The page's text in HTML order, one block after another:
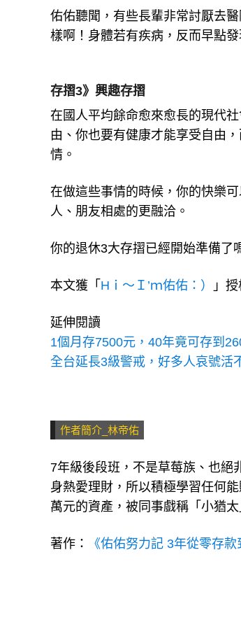
佑佑聽聞，有些長輩非常討厭去
樣啊！身體若有疾病，反而早點
存摺3》興趣存摺
在國人平均餘命愈來愈長的現代
由、你也要有健康才能享受自由
情。
在做這些事情的時候，你的快樂
人、朋友相處的更融洽。
你的退休3大存摺已經開始準備了
本文獲「 Hｉ～Ｉ’ｍ佑佑：） 」
延伸閱讀
1個月存7500元，40年竟可存到
全台延長3級警戒，好多人哀號活
作者簡介_林帝佑
7年級後段班，不是草莓族、也絕
身熱愛理財，所以積極學習任何
萬元的資產，被同事戲稱「小猶
著作： 《佑佑努力記 3年從零存款